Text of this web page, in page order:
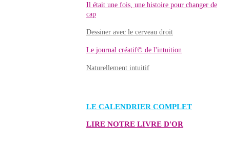
Il était une fois, une histoire pour changer de
cap
Dessiner avec le cerveau droit
Le journal créatif© de l'intuition
Naturellement intuitif
LE CALENDRIER COMPLET
LIRE NOTRE LIVRE D'OR